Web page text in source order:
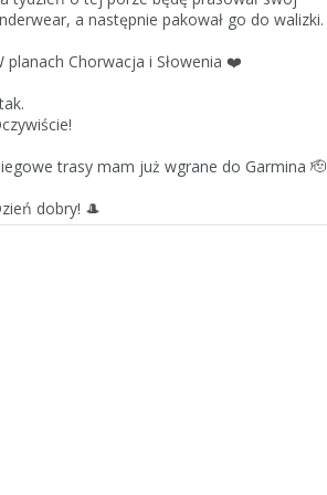
a następnie pakował go do walizki.
planach Chorwacja i Słowenia ❤️
trasy mam już wgrane do Garmina 🫡
dobry! 🎩